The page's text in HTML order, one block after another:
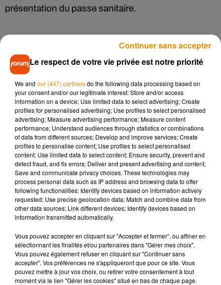
présentation du passe sanitaire.
Le masque est pour rappel déjà obligatoire pour les
personnes de plus de 11 ans sur les marchés de
plein air, les brocantes, les vide-greniers, les
braderies, les marchés de noël, les ventes au
déballage, les foires et fêtes foraines. Il est aussi
exigé devant les établissements scolaires, dans les
files d’attentes des transports en commun ou
l’accès aux établissements.
Musique
7 août 2026
Madonna sort enfin le remix de « Love
Sensation » avec Kylie Minogue
Le respect de votre vie privée est notre priorité
We and our (447) partnersdo the following data processing based on
your consent and/or our legitimate interest: Store and/or access
information on a device; Use limited data to select advertising; Create
profiles for personalised advertising; Use profiles to select personalised
advertising; Measure advertising performance; Measure content
performance; Understand audiences through statistics or combinations
of data from different sources; Develop and improve services; Create
profiles to personalise content; Use profiles to select personalised
content; Use limited data to select content; Ensure security, prevent and
detect fraud, and fix errors; Deliver and present advertising and content;
Save and communicate privacy choices. These technologies may
process personal data such as IP address and browsing data to offer
following functionalities: Identify devices based on information actively
requested; Use precise geolocation data; Match and combine data from
other data sources; Link different devices; Identify devices based on
information transmitted automatically.
Vous pouvez accepter en cliquant sur "Accepter et fermer", ou affiner en
sélectionnant les finalités et/ou partenaires dans "Gérer mes choix".
Vous pouvez également refuser en cliquant sur "Continuer sans
accepter". Vos préférences ne s'appliqueront que pour ce site. Vous
pouvez mettre à jour vos choix, ou retirer votre consentement à tout
moment via le lien "Gérer les cookies" situé en bas de chaque page.
Continuer sans accepter